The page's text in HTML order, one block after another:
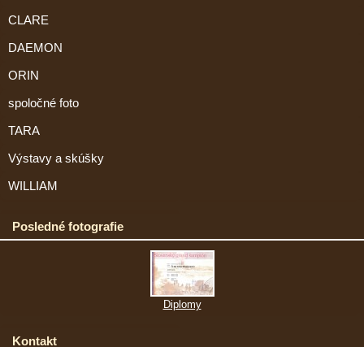
CLARE
DAEMON
ORIN
spoločné foto
TARA
Výstavy a skúšky
WILLIAM
Posledné fotografie
Diplomy
Kontakt